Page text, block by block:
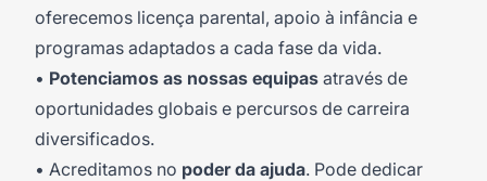
oferecemos licença parental, apoio à infância e
programas adaptados a cada fase da vida.
• Potenciamos as nossas equipas através de
oportunidades globais e percursos de carreira
diversificados.
• Acreditamos no poder da ajuda. Pode dedicar